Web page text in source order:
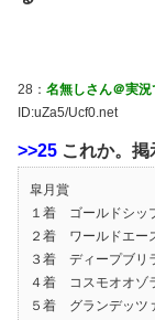
28： 名無しさん＠実況
ID:uZa5/Ucf0.net
>>25 これか。掲
皐月賞
１着 ゴールド
２着 ワールド
３着 ディープブ
４着 コスモオオ
５着 グランデ